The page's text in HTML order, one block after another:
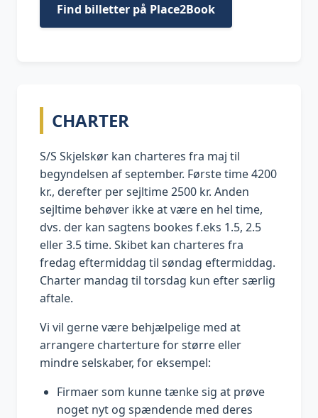
Find billetter på Place2Book
CHARTER
S/S Skjelskør kan charteres fra maj til
begyndelsen af september. Første time 4200
kr., derefter per sejltime 2500 kr. Anden
sejltime behøver ikke at være en hel time,
dvs. der kan sagtens bookes f.eks 1.5, 2.5
eller 3.5 time. Skibet kan charteres fra
fredag eftermiddag til søndag eftermiddag.
Charter mandag til torsdag kun efter særlig
aftale.
Vi vil gerne være behjælpelige med at
arrangere charterture for større eller
mindre selskaber, for eksempel:
Firmaer som kunne tænke sig at prøve
noget nyt og spændende med deres